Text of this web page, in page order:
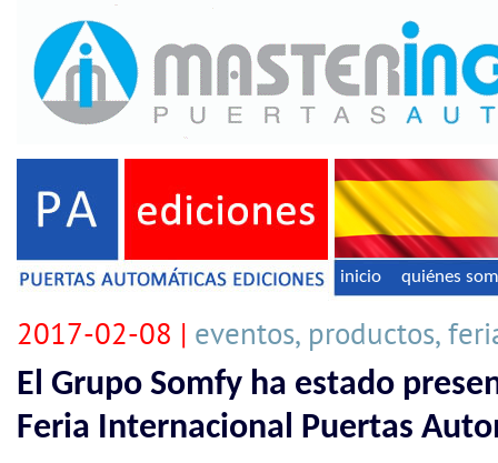
inicio quiénes
2017-02-08 | eventos, productos,
El Grupo Somfy ha estado
Feria Internacional Puertas